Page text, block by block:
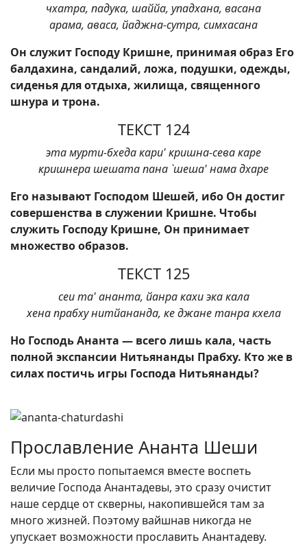
чхатра, падука, шаййа, упадхана, васана
арама, аваса, йаджна-сутра, симхасана
Он служит Господу Кришне, принимая образ Его
балдахина, сандалий, ложа, подушки, одежды,
сиденья для отдыха, жилища, священного
шнура и трона.
ТЕКСТ 124
эта мурти-бхеда кари' кришна-сева каре
кришнера шешата пана `шеша' нама дхаре
Его называют Господом Шешей, ибо Он достиг
совершенства в служении Кришне. Чтобы
служить Господу Кришне, Он принимает
множество образов.
ТЕКСТ 125
сеи та' ананта, йанра кахи эка кала
хена прабху нитйананда, ке джане танра кхела
Но Господь Ананта — всего лишь кала, часть
полной экспансии Нитьянанды Прабху. Кто же в
силах постичь игры Господа Нитьянанды?
Прославление Ананта Шеши
Если мы просто попытаемся вместе воспеть
величие Господа Анантадевы, это сразу очистит
наше сердце от скверны, накопившейся там за
много жизней. Поэтому вайшнав никогда не
упускает возможности прославить Анантадеву.